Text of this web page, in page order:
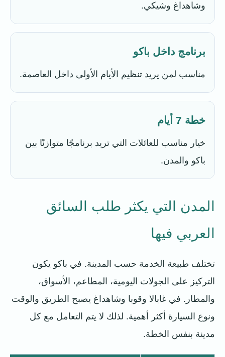
وشاهداغ وشيكي.
برنامج داخل باكو
مناسب لمن يريد تنظيم الأيام الأولى داخل العاصمة.
خطة 7 أيام
خيار مناسب للعائلات التي تريد برنامجًا متوازنًا بين
باكو والمدن.
المدن التي يكثر طلب السائق
العربي فيها
تختلف طبيعة الخدمة حسب المدينة. في باكو يكون
التركيز على الجولات اليومية، المطاعم، الأسواق،
والمطار. في غابالا وقوبا وشاهداغ يصبح الطريق والوقت
ونوع السيارة أكثر أهمية. لذلك لا يتم التعامل مع كل
مدينة بنفس الخطة.